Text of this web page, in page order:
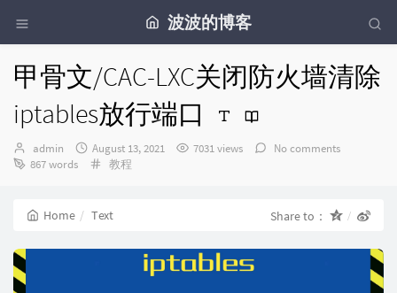
波波的博客
甲骨文/CAC-LXC关闭防火墙清除
iptables放行端口
Author：
admin
发
布
August 13, 2021 7031 views
No comments
867 words
Categories：
教程
Home Text Share to：